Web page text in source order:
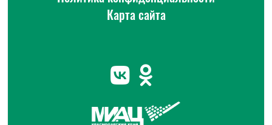
Карта сайта